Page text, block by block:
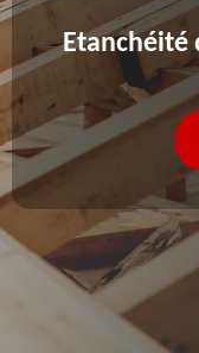
Etanchéité